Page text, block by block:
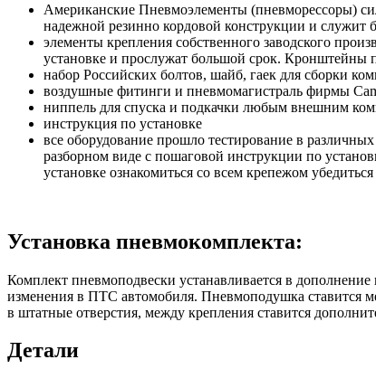
Американские Пневмоэлементы (пневморессоры)
надежной резинно кордовой конструкции и
элементы крепления собственного заводского
установке и прослужат большой срок. Кронштейны
набор Российских болтов, шайб, гаек для сборки
воздушные фитинги и пневмомагистраль фирмы
ниппель для спуска и подкачки любым внешним
инструкция по установке
все оборудование прошло тестирование в
разборном виде с пошаговой инструкции по
установке ознакомиться со всем крепежом
Установка пневмокомплекта:
Комплект пневмоподвески устанавливается в
изменения в ПТС автомобиля. Пневмоподушка ставится
в штатные отверстия, между крепления ставится
Детали